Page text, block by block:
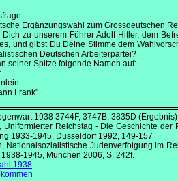
Ergänzungswahl zum Grossdeutschen
Dich zu unserem Führer Adolf Hitler, dem
und gibst Du Deine Stimme dem
Deutschen Arbeiterpartei?
seiner Spitze folgende Namen auf:
Frank"
1938 3744F, 3747B, 3835D (Ergebnis)
Uniformierter Reichstag - Die Geschichte der
1933-1945, Düsseldorf 1992, 149-157
Nationalsozialistische Judenverfolgung im
1945, München 2006, S. 242f.
1938